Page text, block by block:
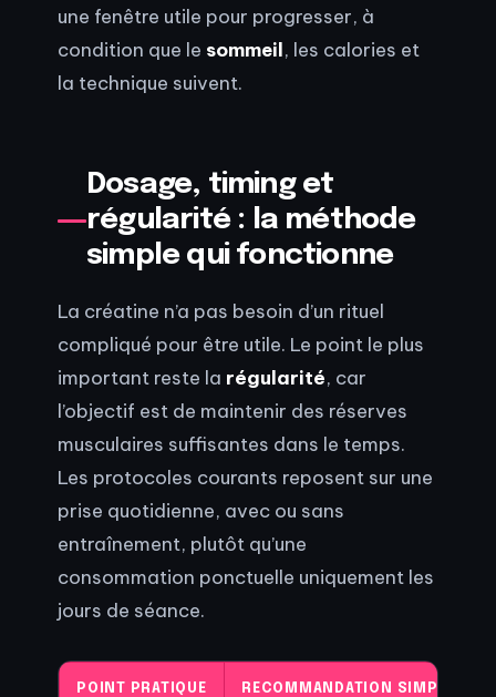
une fenêtre utile pour progresser, à
condition que le sommeil, les calories et
la technique suivent.
Dosage, timing et
régularité : la méthode
simple qui fonctionne
La créatine n’a pas besoin d’un rituel
compliqué pour être utile. Le point le plus
important reste la régularité, car
l’objectif est de maintenir des réserves
musculaires suffisantes dans le temps.
Les protocoles courants reposent sur une
prise quotidienne, avec ou sans
entraînement, plutôt qu’une
consommation ponctuelle uniquement les
jours de séance.
POINT PRATIQUE RECOMMANDATION SIMPLE